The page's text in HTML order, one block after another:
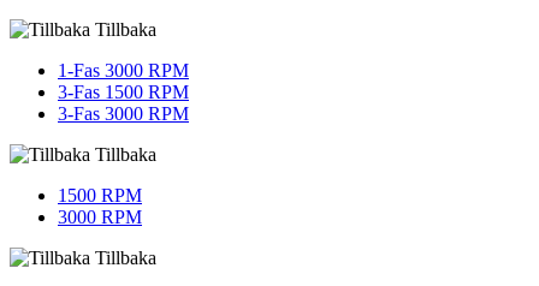
Tillbaka
1-Fas 3000 RPM
3-Fas 1500 RPM
3-Fas 3000 RPM
Tillbaka
1500 RPM
3000 RPM
Tillbaka